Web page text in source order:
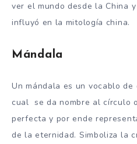
ver el mundo desde la China
influyó en la mitología china.
Mándala
Un mándala es un vocablo
cual se da nombre al círculo
perfecta y por ende
de la eternidad. Simboliza la